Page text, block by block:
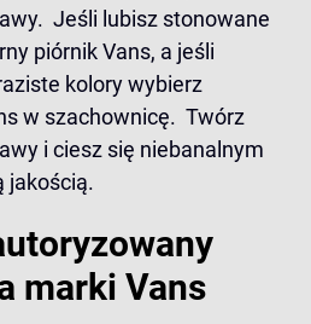
Jeśli lubisz stonowane
piórnik Vans, a jeśli
kolory wybierz
w szachownicę. Twórz
i ciesz się niebanalnym
jakością.
marki Vans